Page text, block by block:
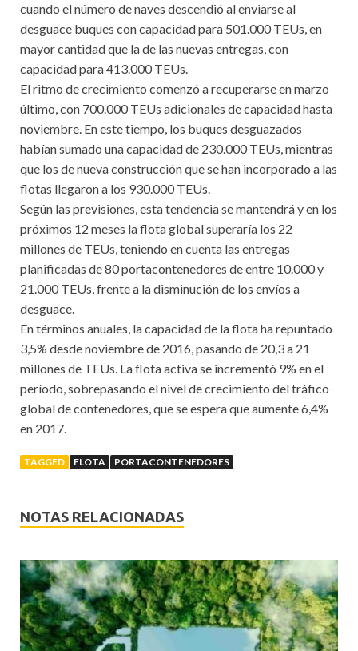
cuando el número de naves descendió al enviarse al
desguace buques con capacidad para 501.000 TEUs, en
mayor cantidad que la de las nuevas entregas, con
capacidad para 413.000 TEUs.
El ritmo de crecimiento comenzó a recuperarse en marzo
último, con 700.000 TEUs adicionales de capacidad hasta
noviembre. En este tiempo, los buques desguazados
habían sumado una capacidad de 230.000 TEUs, mientras
que los de nueva construcción que se han incorporado a las
flotas llegaron a los 930.000 TEUs.
Según las previsiones, esta tendencia se mantendrá y en los
próximos 12 meses la flota global superaría los 22
millones de TEUs, teniendo en cuenta las entregas
planificadas de 80 portacontenedores de entre 10.000 y
21.000 TEUs, frente a la disminución de los envíos a
desguace.
En términos anuales, la capacidad de la flota ha repuntado
3,5% desde noviembre de 2016, pasando de 20,3 a 21
millones de TEUs. La flota activa se incrementó 9% en el
período, sobrepasando el nivel de crecimiento del tráfico
global de contenedores, que se espera que aumente 6,4%
en 2017.
TAGGED FLOTA PORTACONTENEDORES
NOTAS RELACIONADAS